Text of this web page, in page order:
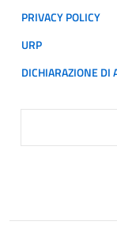
PRIVACY POLICY
URP
DICHIARAZIONE DI